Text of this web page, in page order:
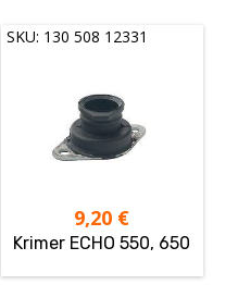
SKU: 130 508 12331
9,20 €
Krimer ECHO 550, 650